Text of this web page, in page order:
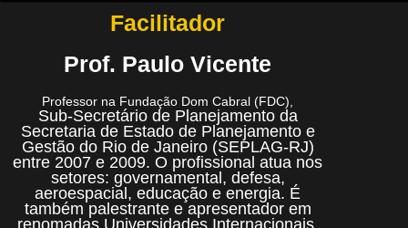
Facilitador
Prof. Paulo Vicente
Professor na Fundação Dom Cabral (FDC),
Sub-Secretário de Planejamento da
Secretaria de Estado de Planejamento e
Gestão do Rio de Janeiro (SEPLAG-RJ)
entre 2007 e 2009. O profissional atua nos
setores: governamental, defesa,
aeroespacial, educação e energia. É
também palestrante e apresentador em
renomadas Universidades Internacionais.